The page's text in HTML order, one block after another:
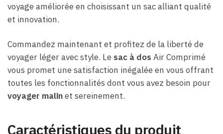
voyage améliorée en choisissant un sac alliant qualité
et innovation.
Commandez maintenant et profitez de la liberté de
voyager léger avec style. Le sac à dos Air Comprimé
vous promet une satisfaction inégalée en vous offrant
toutes les fonctionnalités dont vous avez besoin pour
voyager malinet sereinement.
Caractéristiques du produit